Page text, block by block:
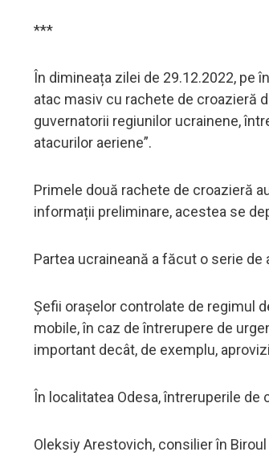
***
În dimineața zilei de 29.12.2022, pe
atac masiv cu rachete de croazieră
guvernatorii regiunilor ucrainene,
atacurilor aeriene”.
Primele două rachete de croazieră
informații preliminare, acestea se
Partea ucraineană a făcut o serie
Șefii orașelor controlate de regimul
mobile, în caz de întrerupere de
important decât, de exemplu,
În localitatea Odesa, întreruperile
Oleksiy Arestovich, consilier în